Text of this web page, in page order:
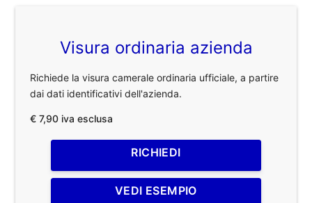
Visura ordinaria azienda
Richiede la visura camerale ordinaria ufficiale, a partire
dai dati identificativi dell'azienda.
€ 7,90 iva esclusa
RICHIEDI
VEDI ESEMPIO